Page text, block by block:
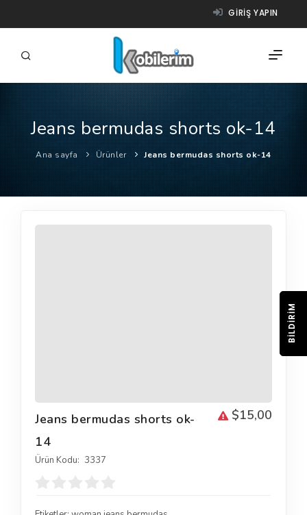
GIRIŞ YAPIN
FIRMALAR
ÜRÜNLER
NASIL ÇALIŞIR?
YARDIM
Jeans bermudas shorts ok-14
Ana sayfa Ürünler Jeans bermudas shorts ok-14
$15,00
Jeans bermudas shorts ok-
14
Ürün Kodu: 3337
BILDIRIM